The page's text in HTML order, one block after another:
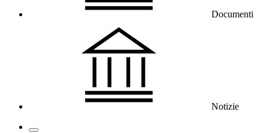
Documenti
Notizie